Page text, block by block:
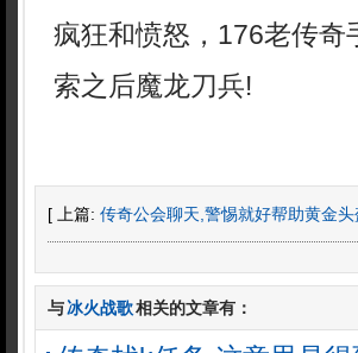
疯狂和愤怒，176老传奇
索之后魔龙刀兵!
[ 上篇: 传奇公会聊天,警惕就好帮助黄金
与冰火战歌相关的文章有：